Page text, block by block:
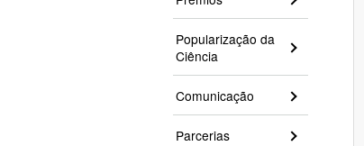
Popularização da
Ciência
Comunicação
Parcerias